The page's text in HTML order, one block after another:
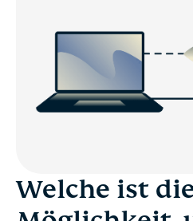
Welche ist